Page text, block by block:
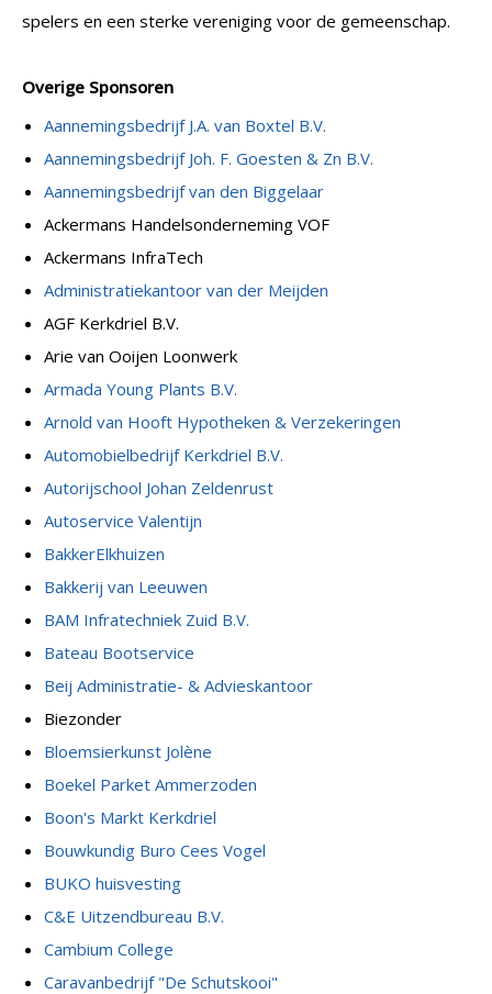
spelers en een sterke vereniging voor de gemeenschap.
Overige Sponsoren
Aannemingsbedrijf J.A. van Boxtel B.V.
Aannemingsbedrijf Joh. F. Goesten & Zn B.V.
Aannemingsbedrijf van den Biggelaar
Ackermans Handelsonderneming VOF
Ackermans InfraTech
Administratiekantoor van der Meijden
AGF Kerkdriel B.V.
Arie van Ooijen Loonwerk
Armada Young Plants B.V.
Arnold van Hooft Hypotheken & Verzekeringen
Automobielbedrijf Kerkdriel B.V.
Autorijschool Johan Zeldenrust
Autoservice Valentijn
BakkerElkhuizen
Bakkerij van Leeuwen
BAM Infratechniek Zuid B.V.
Bateau Bootservice
Beij Administratie- & Advieskantoor
Biezonder
Bloemsierkunst Jolène
Boekel Parket Ammerzoden
Boon's Markt Kerkdriel
Bouwkundig Buro Cees Vogel
BUKO huisvesting
C&E Uitzendbureau B.V.
Cambium College
Caravanbedrijf "De Schutskooi"